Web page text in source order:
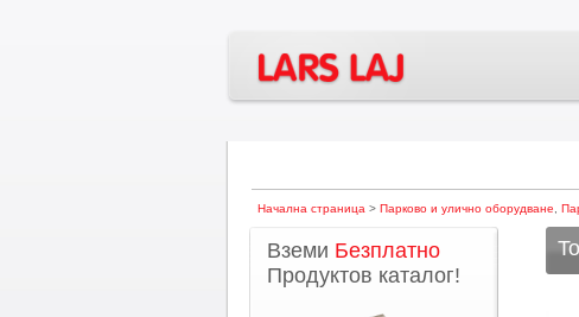
Начална страница > Парково и улично оборудване
Вземи Безплатно
Продуктов каталог!